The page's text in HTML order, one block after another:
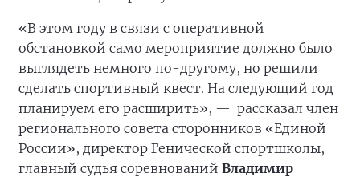
«В этом году в связи с оперативной
обстановкой само мероприятие должно было
выглядеть немного по-другому, но решили
сделать спортивный квест. На следующий год
планируем его расширить», — рассказал член
регионального совета сторонников «Единой
России», директор Генической спортшколы,
главный судья соревнований Владимир